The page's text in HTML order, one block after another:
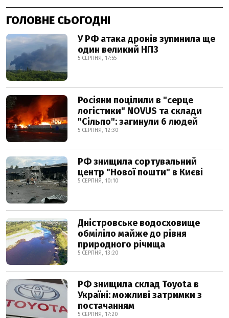
ГОЛОВНЕ СЬОГОДНІ
У РФ атака дронів зупинила ще
один великий НПЗ
5 СЕРПНЯ, 17:55
Росіяни поцілили в "серце
логістики" NOVUS та склади
"Сільпо": загинули 6 людей
5 СЕРПНЯ, 12:30
РФ знищила сортувальний
центр "Нової пошти" в Києві
5 СЕРПНЯ, 10:10
Дністровське водосховище
обміліло майже до рівня
природного річища
5 СЕРПНЯ, 13:20
РФ знищила склад Toyota в
Україні: можливі затримки з
постачанням
5 СЕРПНЯ, 17:20